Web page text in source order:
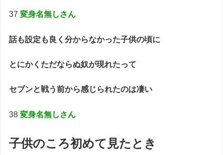
37 変身名無しさん
話も設定も良く分からなかった子供の頃に
とにかくただならぬ奴が現れたって
セブンと戦う前から感じられたのは凄い
38 変身名無しさん
子供のころ初めて見たとき